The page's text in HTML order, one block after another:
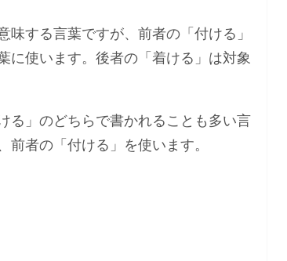
味する言葉ですが、前者の「付ける」
に使います。後者の「着ける」は対象
る」のどちらで書かれることも多い言
者の「付ける」を使います。